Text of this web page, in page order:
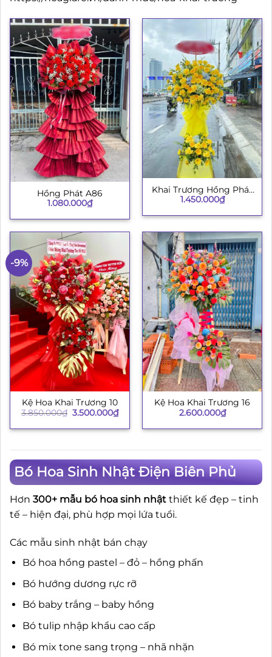
Hồng Phát A86
1.080.000₫
Khai Trương Hồng Phát
003
1.450.000₫
-9%
Kệ Hoa Khai Trương 10
3.850.000₫ Giá
là:
3.500.000₫Giá
hiện
tại
Kệ Hoa Khai Trương 16
2.600.000₫
Bó Hoa Sinh Nhật Điện Biên Phủ
Hơn 300+ mẫu bó hoa sinh nhật thiết kế đẹp – tinh
tế – hiện đại, phù hợp mọi lứa tuổi.
Các mẫu sinh nhật bán chạy
Bó hoa hồng pastel – đỏ – hồng phấn
Bó hướng dương rực rỡ
Bó baby trắng – baby hồng
Bó tulip nhập khẩu cao cấp
Bó mix tone sang trọng – nhã nhặn